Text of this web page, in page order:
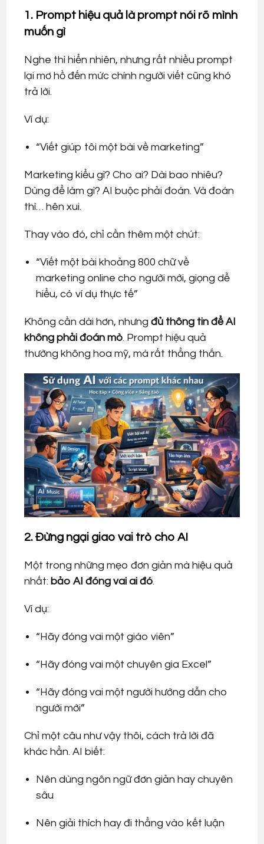
1. Prompt hiệu quả là prompt nói rõ mình
muốn gì
Nghe thì hiển nhiên, nhưng rất nhiều prompt
lại mơ hồ đến mức chính người viết cũng khó
trả lời.
Ví dụ:
“Viết giúp tôi một bài về marketing”
Marketing kiểu gì? Cho ai? Dài bao nhiêu?
Dùng để làm gì? AI buộc phải đoán. Và đoán
thì… hên xui.
Thay vào đó, chỉ cần thêm một chút:
“Viết một bài khoảng 800 chữ về
marketing online cho người mới, giọng dễ
hiểu, có ví dụ thực tế”
Không cần dài hơn, nhưngđủ thông tin để AI
không phải đoán mò. Prompt hiệu quả
thường không hoa mỹ, mà rất thẳng thắn.
2. Đừng ngại giao vai trò cho AI
Một trong những mẹo đơn giản mà hiệu quả
nhất: bảo AI đóng vai ai đó.
Ví dụ:
“Hãy đóng vai một giáo viên”
“Hãy đóng vai một chuyên gia Excel”
“Hãy đóng vai một người hướng dẫn cho
người mới”
Chỉ một câu như vậy thôi, cách trả lời đã
khác hẳn. AI biết:
Nên dùng ngôn ngữ đơn giản hay chuyên
sâu
Nên giải thích hay đi thẳng vào kết luận